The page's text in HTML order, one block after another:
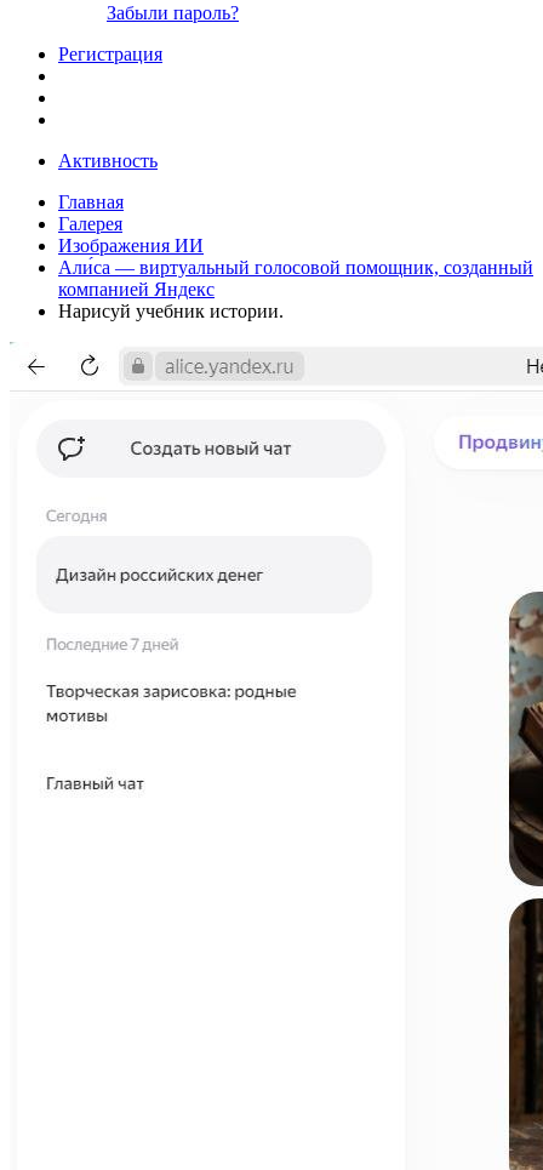
Забыли пароль?
Регистрация
Активность
Главная
Галерея
Изображения ИИ
Али́са — виртуальный голосовой помощник, созданный
компанией Яндекс
Нарисуй учебник истории.